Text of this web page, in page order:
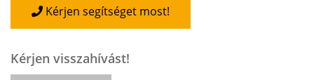
Kérjen segítséget most!
Kérjen visszahívást!